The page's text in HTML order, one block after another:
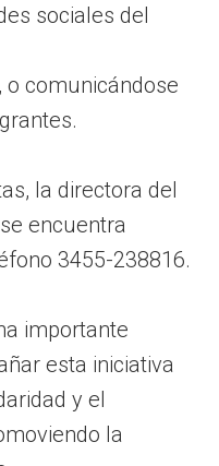
sociales del
o comunicándose
la directora del
encuentra
3455-238816.
importante
esta iniciativa
y el
la